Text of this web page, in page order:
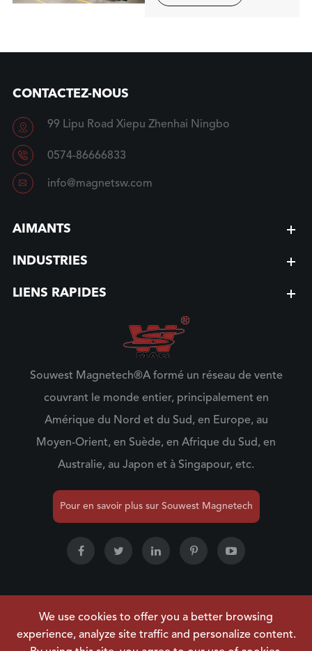
CONTACTEZ-NOUS
 99 Lipu Road Xiepu Zhenhai Ningbo
 0574-86666833
 info@magnetsw.com
AIMANTS
INDUSTRIES
LIENS RAPIDES
Souwest Magnetech®A formé un réseau de vente
couvrant le monde entier, principalement en
Amérique du Nord et du Sud, en Europe, au
Moyen-Orient, en Suède, en Afrique du Sud, en
Australie, au Japon et à Singapour, etc.
Pour en savoir plus sur Souwest Magnetech
Droit d'auteur ©NINGBO SOUWEST MAGNETECH
DEVELOPMENT CO.,LTD.Tous droits réservés.
We use cookies to offer you a better browsing
experience, analyze site traffic and personalize content.